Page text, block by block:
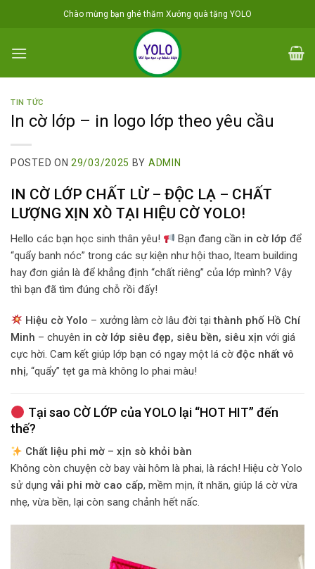
Chào mừng bạn ghé thăm Xưởng quà tặng YOLO
TIN TỨC
In cờ lớp – in logo lớp theo yêu cầu
POSTED ON 29/03/2025 BY ADMIN
IN CỜ LỚP CHẤT LỪ – ĐỘC LẠ – CHẤT
LƯỢNG XỊN XÒ TẠI HIỆU CỜ YOLO!
Hello các bạn học sinh thân yêu! Bạn đang cần in cờ lớp để
“quẩy banh nóc” trong các sự kiện như hội thao, lteam building
hay đơn giản là để khẳng định “chất riêng” của lớp mình? Vậy
thì bạn đã tìm đúng chỗ rồi đấy!
Hiệu cờ Yolo – xưởng làm cờ lâu đời tạithành phố Hồ Chí
Minh – chuyên in cờ lớp siêu đẹp, siêu bền, siêu xịn với giá
cực hời. Cam kết giúp lớp bạn có ngay một lá cờ độc nhất vô
nhị, “quẩy” tẹt ga mà không lo phai màu!
Tại sao CỜ LỚP của YOLO lại “HOT HIT” đến
thế?
Chất liệu phi mờ – xịn sò khỏi bàn
Không còn chuyện cờ bay vài hôm là phai, là rách! Hiệu cờ Yolo
sử dụng vải phi mờ cao cấp, mềm mịn, ít nhăn, giúp lá cờ vừa
nhẹ, vừa bền, lại còn sang chảnh hết nấc.